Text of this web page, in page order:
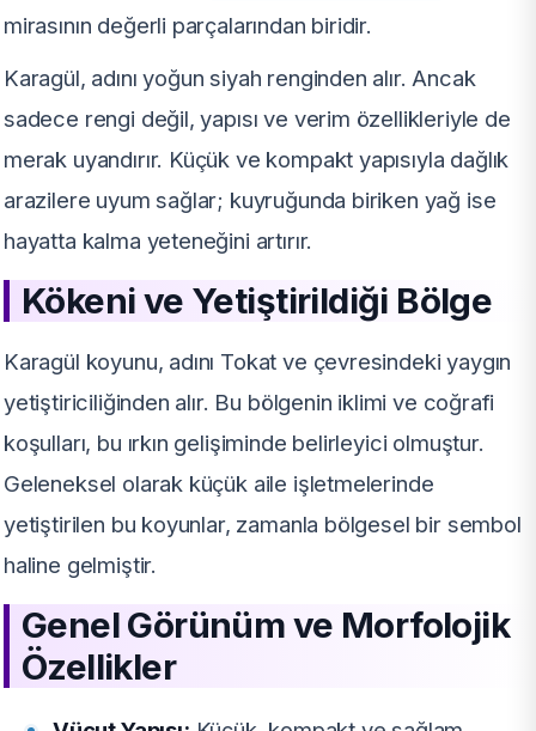
mirasının değerli parçalarından biridir.
Karagül, adını yoğun siyah renginden alır. Ancak
sadece rengi değil, yapısı ve verim özellikleriyle de
merak uyandırır. Küçük ve kompakt yapısıyla dağlık
arazilere uyum sağlar; kuyruğunda biriken yağ ise
hayatta kalma yeteneğini artırır.
Kökeni ve Yetiştirildiği Bölge
Karagül koyunu, adını Tokat ve çevresindeki yaygın
yetiştiriciliğinden alır. Bu bölgenin iklimi ve coğrafi
koşulları, bu ırkın gelişiminde belirleyici olmuştur.
Geleneksel olarak küçük aile işletmelerinde
yetiştirilen bu koyunlar, zamanla bölgesel bir sembol
haline gelmiştir.
Genel Görünüm ve Morfolojik
Özellikler